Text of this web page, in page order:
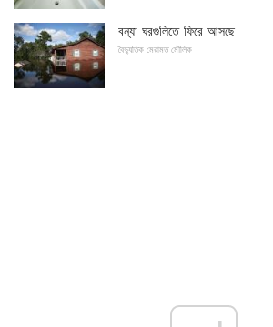
বন্যা ঘরগুলিতে ফিরে আসছে
বৈদ্যুতিক মেরামত মৌলিক